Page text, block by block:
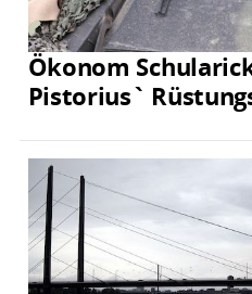
Ökonom
Pistorius`